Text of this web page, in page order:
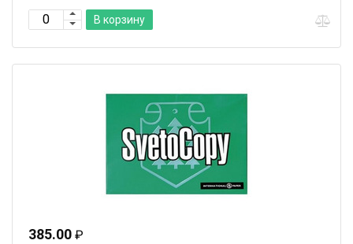
В корзину
385.00 ₽